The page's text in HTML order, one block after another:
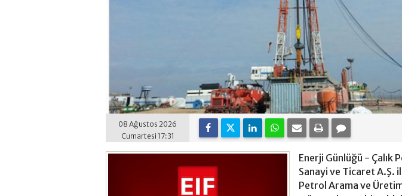
08 Ağustos 2026
Cumartesi 17:31
Enerji Günlüğü - Çalık
Sanayi ve Ticaret A.Ş.
Petrol Arama ve